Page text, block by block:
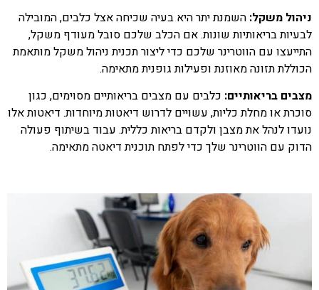
ניהול משקל: השמנת יתר היא בעיה שכיחה אצל כלבים, המובילה
לבעיות בריאותיות שונות. אם הכלב שלכם סובל מעודף משקל,
התייעצו עם הווטרינר שלכם כדי ליצור תכנית ניהול משקל מותאמת
הכוללת תזונה מאוזנת ופעילות גופנית מתאימה.
מצבים בריאותיים: כלבים עם מצבים בריאותיים מסוימים, כגון
סוכרת או מחלת כליות, עשויים לדרוש דיאטות מיוחדות. דיאטות אלו
נועדו לנהל את מצבן ולקדם בריאות כללית. עבוד בשיתוף פעולה
הדוק עם הווטרינר שלך כדי לפתח תוכנית דיאטה מתאימה.